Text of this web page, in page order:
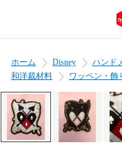
ホーム Disney ハンド
和洋裁材料
ワッペン・飾